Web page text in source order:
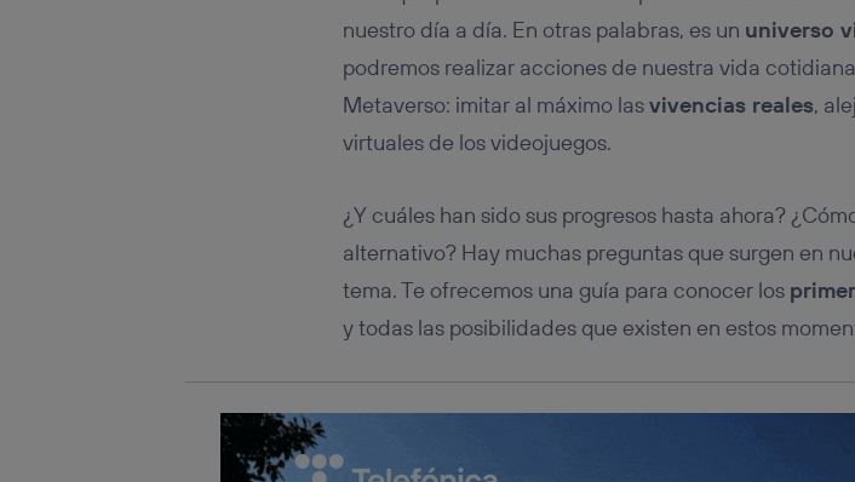
nuestro día a día. En otras palabras, es un universo
podremos realizar acciones de nuestra vida
Metaverso: imitar al máximo lasvivencias reales,
virtuales de los videojuegos.
¿Y cuáles han sido sus progresos hasta ahora?
alternativo? Hay muchas preguntas que surgen en
tema. Te ofrecemos una guía para conocer los
y todas las posibilidades que existen en estos
conecte su dispositivo y consienta el uso de la
Si utilizas una conexión de banda ancha(p.
realizará en función de las actividades de
hayan dado su consentimiento.
Si utilizas
datos móviles
Puedes gestionar los consentimientos Utiq
inferior de esta página web o visitando el
Para más información, consulta la política de